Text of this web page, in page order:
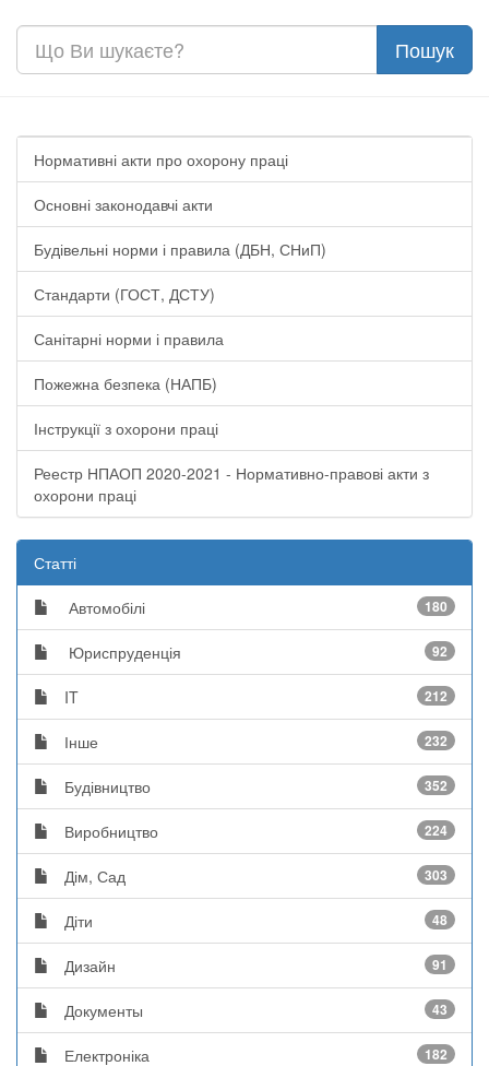
Нормативні акти про охорону праці
Основні законодавчі акти
Будівельні норми і правила (ДБН, СНиП)
Стандарти (ГОСТ, ДСТУ)
Санітарні норми і правила
Пожежна безпека (НАПБ)
Інструкції з охорони праці
Реестр НПАОП 2020-2021 - Нормативно-правові акти з
охорони праці
Статті
Автомобілі 180
Юриспруденція 92
IT 212
Інше 232
Будівництво 352
Виробництво 224
Дім, Сад 303
Діти 48
Дизайн 91
Документы 43
Електроніка 182